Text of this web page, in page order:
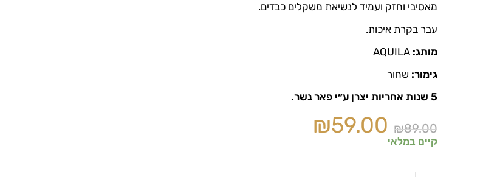
מאסיבי וחזק ועמיד לנשיאת משקלים כבדים.
עבר בקרת איכות.
מותג: AQUILA
גימור: שחור
5 שנות אחריות יצרן ע״י פאר נשר.
₪89.00
₪59.00
קיים במלאי